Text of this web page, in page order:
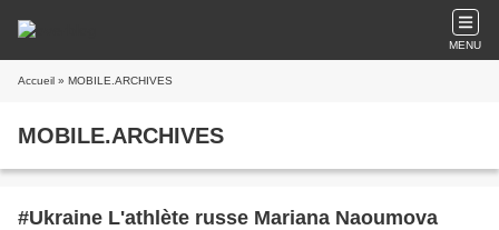
MENU
Accueil » MOBILE.ARCHIVES
MOBILE.ARCHIVES
#Ukraine L'athlète russe Mariana Naoumova